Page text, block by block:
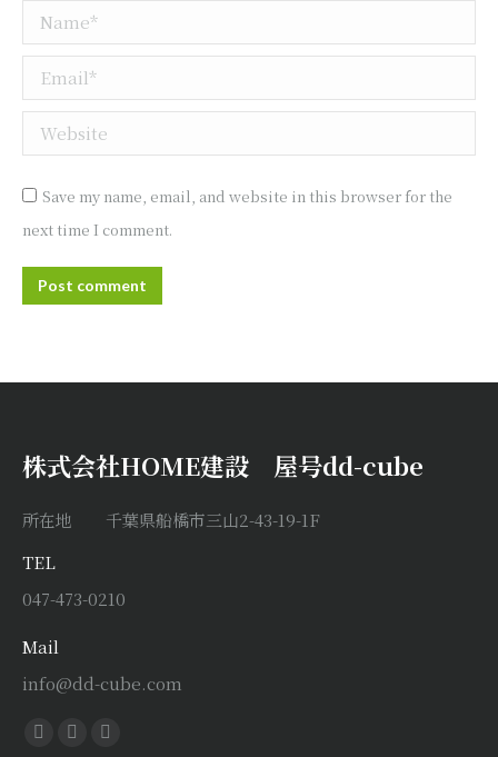
Name *
Email *
Website
Save my name, email, and website in this browser for the
next time I comment.
Post comment
株式会社HOME建設 屋号dd-cube
所在地 千葉県船橋市三山2-43-19-1F
TEL
047-473-0210
Mail
info@dd-cube.com
Find us on:
Facebook
X Instagram